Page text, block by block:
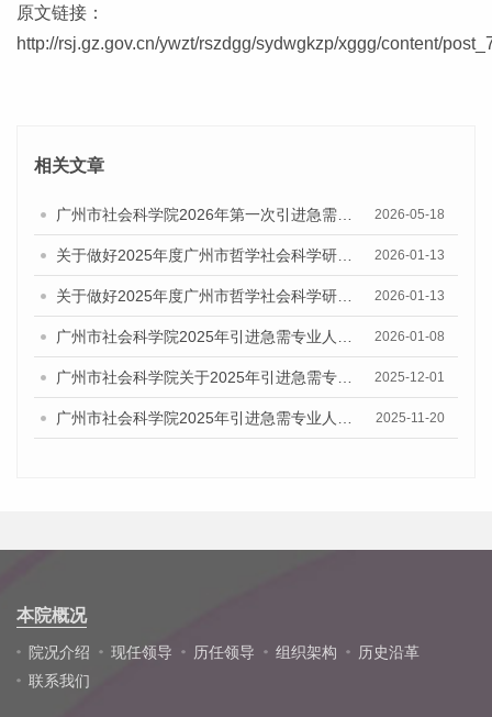
原文链接：
http://rsj.gz.gov.cn/ywzt/rszdgg/sydwgkzp/xggg/content/
相关文章
2026-05-18
2026-01-13
2026-01-13
2026-01-08
2025-12-01
2025-11-20
本院概况
院况介绍 现任领导 历任领导 组织架构
历史沿革
联系我们